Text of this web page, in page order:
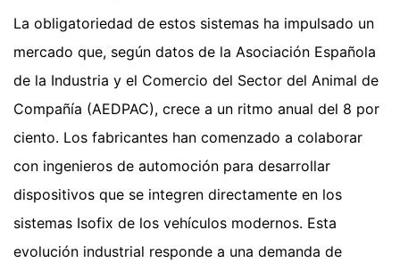
La obligatoriedad de estos sistemas ha impulsado un
mercado que, según datos de la Asociación Española
de la Industria y el Comercio del Sector del Animal de
Compañía (AEDPAC), crece a un ritmo anual del 8 por
ciento. Los fabricantes han comenzado a colaborar
con ingenieros de automoción para desarrollar
dispositivos que se integren directamente en los
sistemas Isofix de los vehículos modernos. Esta
evolución industrial responde a una demanda de